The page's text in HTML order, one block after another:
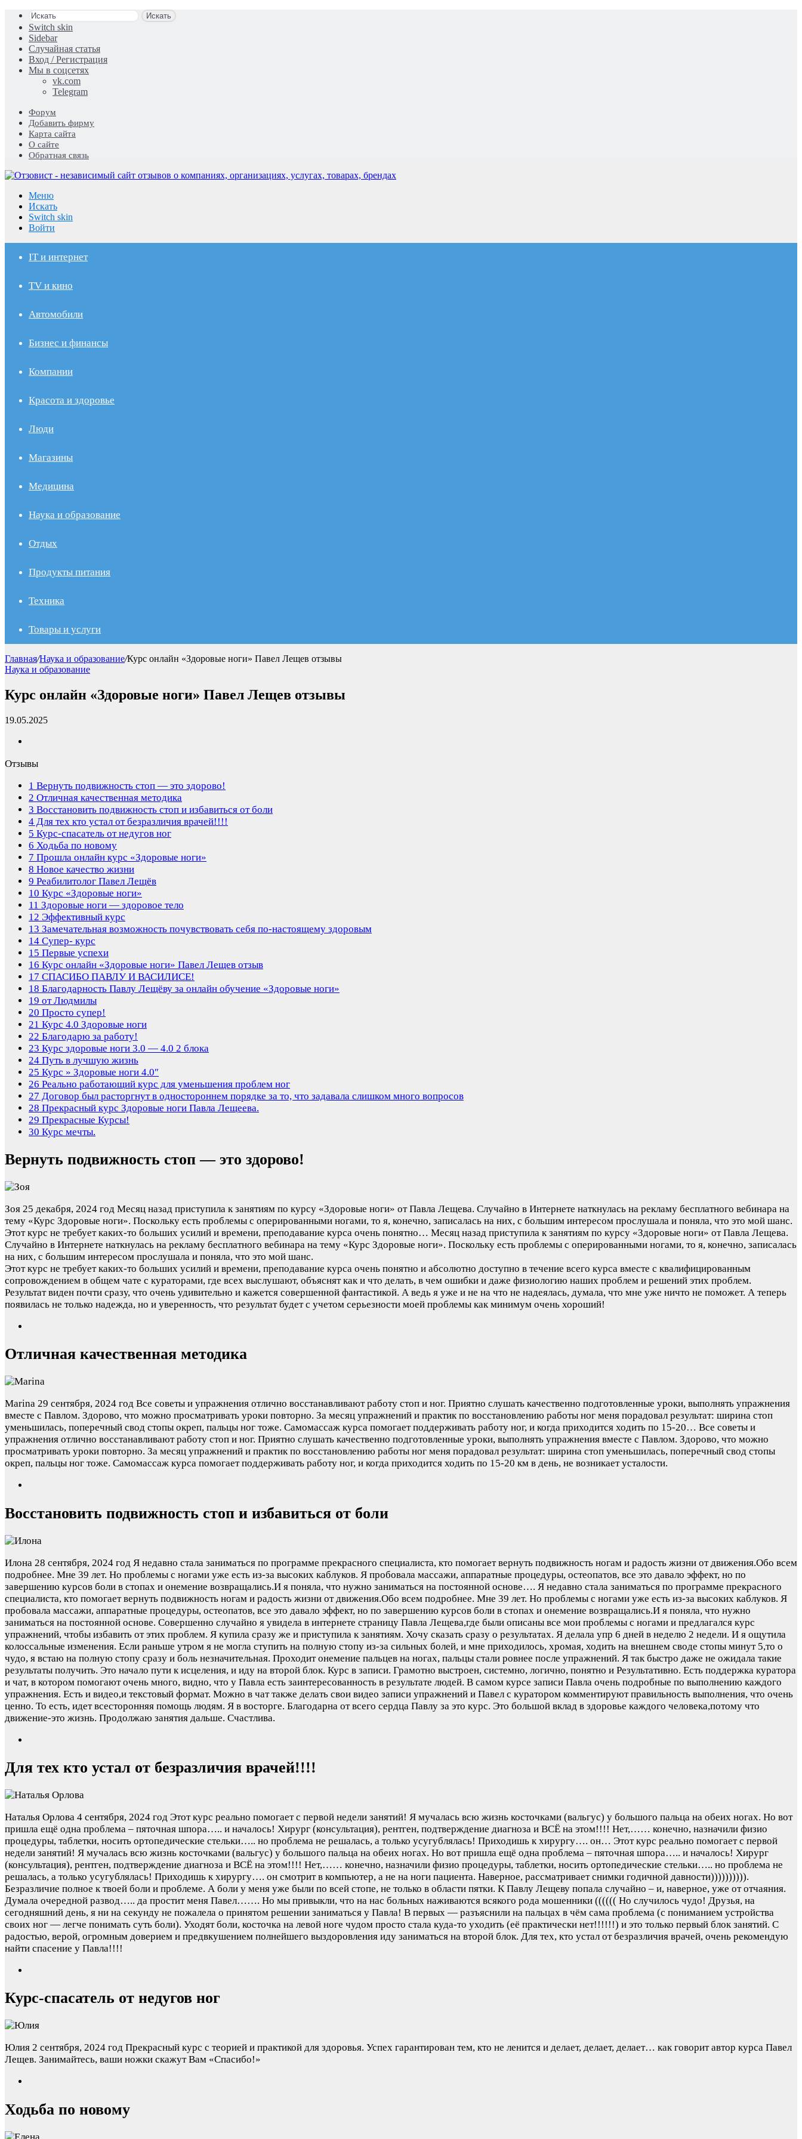
Искать
Switch skin
Sidebar
Случайная статья
Вход / Регистрация
Мы в соцсетях
vk.com
Telegram
Форум
Добавить фирму
Карта сайта
О сайте
Обратная связь
Меню
Искать
Switch skin
Войти
IT и интернет
TV и кино
Автомобили
Бизнес и финансы
Компании
Красота и здоровье
Люди
Магазины
Медицина
Наука и образование
Отдых
Продукты питания
Техника
Товары и услуги
Главная/Наука и образование/Курс онлайн «Здоровые ноги» Павел Лещев отзывы
Наука и образование
Курс онлайн «Здоровые ноги» Павел Лещев отзывы
19.05.2025
Отзывы
1 Вернуть подвижность стоп — это здорово!
2 Отличная качественная методика
3 Восстановить подвижность стоп и избавиться от боли
4 Для тех кто устал от безразличия врачей!!!!
5 Курс-спасатель от недугов ног
6 Ходьба по новому
7 Прошла онлайн курс «Здоровые ноги»
8 Новое качество жизни
9 Реабилитолог Павел Лещёв
10 Курс «Здоровые ноги»
11 Здоровые ноги — здоровое тело
12 Эффективный курс
13 Замечательная возможность почувствовать себя по-настоящему здоровым
14 Супер- курс
15 Первые успехи
16 Курс онлайн «Здоровые ноги» Павел Лещев отзыв
17 СПАСИБО ПАВЛУ И ВАСИЛИСЕ!
18 Благодарность Павлу Лещёву за онлайн обучение «Здоровые ноги»
19 от Людмилы
20 Просто супер!
21 Курс 4.0 Здоровые ноги
22 Благодарю за работу!
23 Курс здоровые ноги 3.0 — 4.0 2 блока
24 Путь в лучшую жизнь
25 Курс » Здоровые ноги 4.0″
26 Реально работающий курс для уменьшения проблем ног
27 Договор был расторгнут в одностороннем порядке за то, что задавала слишком много вопросов
28 Прекрасный курс Здоровые ноги Павла Лещеева.
29 Прекрасные Курсы!
30 Курс мечты.
Вернуть подвижность стоп — это здорово!
Зоя 25 декабря, 2024 год Месяц назад приступила к занятиям по курсу «Здоровые ноги» от Павла Лещева. Случайно в Интернете наткнулась на рекламу бесплатного вебинара на
тему «Курс Здоровые ноги». Поскольку есть проблемы с оперированными ногами, то я, конечно, записалась на них, с большим интересом прослушала и поняла, что это мой шанс.
Этот курс не требует каких-то больших усилий и времени, преподавание курса очень понятно… Месяц назад приступила к занятиям по курсу «Здоровые ноги» от Павла Лещева.
Случайно в Интернете наткнулась на рекламу бесплатного вебинара на тему «Курс Здоровые ноги». Поскольку есть проблемы с оперированными ногами, то я, конечно, записалась
на них, с большим интересом прослушала и поняла, что это мой шанс.
Этот курс не требует каких-то больших усилий и времени, преподавание курса очень понятно и абсолютно доступно в течение всего курса вместе с квалифицированным
сопровождением в общем чате с кураторами, где всех выслушают, объяснят как и что делать, в чем ошибки и даже физиологию наших проблем и решений этих проблем.
Результат виден почти сразу, что очень удивительно и кажется совершенной фантастикой. А ведь я уже и не на что не надеялась, думала, что мне уже ничто не поможет. А теперь
появилась не только надежда, но и уверенность, что результат будет с учетом серьезности моей проблемы как минимум очень хороший!
Отличная качественная методика
Marina 29 сентября, 2024 год Все советы и упражнения отлично восстанавливают работу стоп и ног. Приятно слушать качественно подготовленные уроки, выполнять упражнения
вместе с Павлом. Здорово, что можно просматривать уроки повторно. За месяц упражнений и практик по восстановлению работы ног меня порадовал результат: ширина стоп
уменьшилась, поперечный свод стопы окреп, пальцы ног тоже. Самомассаж курса помогает поддерживать работу ног, и когда приходится ходить по 15-20… Все советы и
упражнения отлично восстанавливают работу стоп и ног. Приятно слушать качественно подготовленные уроки, выполнять упражнения вместе с Павлом. Здорово, что можно
просматривать уроки повторно. За месяц упражнений и практик по восстановлению работы ног меня порадовал результат: ширина стоп уменьшилась, поперечный свод стопы
окреп, пальцы ног тоже. Самомассаж курса помогает поддерживать работу ног, и когда приходится ходить по 15-20 км в день, не возникает усталости.
Восстановить подвижность стоп и избавиться от боли
Илона 28 сентября, 2024 год Я недавно стала заниматься по программе прекрасного специалиста, кто помогает вернуть подвижность ногам и радость жизни от движения.Обо всем
подробнее. Мне 39 лет. Но проблемы с ногами уже есть из-за высоких каблуков. Я пробовала массажи, аппаратные процедуры, остеопатов, все это давало эффект, но по
завершению курсов боли в стопах и онемение возвращались.И я поняла, что нужно заниматься на постоянной основе…. Я недавно стала заниматься по программе прекрасного
специалиста, кто помогает вернуть подвижность ногам и радость жизни от движения.Обо всем подробнее. Мне 39 лет. Но проблемы с ногами уже есть из-за высоких каблуков. Я
пробовала массажи, аппаратные процедуры, остеопатов, все это давало эффект, но по завершению курсов боли в стопах и онемение возвращались.И я поняла, что нужно
заниматься на постоянной основе. Совершенно случайно я увидела в интернете страницу Павла Лещева,где были описаны все мои проблемы с ногами и предлагался курс
упражнений, чтобы избавить от этих проблем. Я купила сразу же и приступила к занятиям. Хочу сказать сразу о результатах. Я делала упр 6 дней в неделю 2 недели. И я ощутила
колоссальные изменения. Если раньше утром я не могла ступить на полную стопу из-за сильных болей, и мне приходилось, хромая, ходить на внешнем своде стопы минут 5,то о
чудо, я встаю на полную стопу сразу и боль незначительная. Проходит онемение пальцев на ногах, пальцы стали ровнее после упражнений. Я так быстро даже не ожидала такие
результаты получить. Это начало пути к исцеления, и иду на второй блок. Курс в записи. Грамотно выстроен, системно, логично, понятно и Результативно. Есть поддержка куратора
и чат, в котором помогают очень много, видно, что у Павла есть заинтересованность в результате людей. В самом курсе записи Павла очень подробные по выполнению каждого
упражнения. Есть и видео,и текстовый формат. Можно в чат также делать свои видео записи упражнений и Павел с куратором комментируют правильность выполнения, что очень
ценно. То есть, идет всесторонняя помощь людям. Я в восторге. Благодарна от всего сердца Павлу за это курс. Это большой вклад в здоровье каждого человека,потому что
движение-это жизнь. Продолжаю занятия дальше. Счастлива.
Для тех кто устал от безразличия врачей!!!!
Наталья Орлова 4 сентября, 2024 год Этот курс реально помогает с первой недели занятий! Я мучалась всю жизнь косточками (вальгус) у большого пальца на обеих ногах. Но вот
пришла ещё одна проблема – пяточная шпора….. и началось! Хирург (консультация), рентген, подтверждение диагноза и ВСЁ на этом!!!! Нет,…… конечно, назначили физио
процедуры, таблетки, носить ортопедические стельки….. но проблема не решалась, а только усугублялась! Приходишь к хирургу…. он… Этот курс реально помогает с первой
недели занятий! Я мучалась всю жизнь косточками (вальгус) у большого пальца на обеих ногах. Но вот пришла ещё одна проблема – пяточная шпора….. и началось! Хирург
(консультация), рентген, подтверждение диагноза и ВСЁ на этом!!!! Нет,…… конечно, назначили физио процедуры, таблетки, носить ортопедические стельки….. но проблема не
решалась, а только усугублялась! Приходишь к хирургу…. он смотрит в компьютер, а не на ноги пациента. Наверное, рассматривает снимки годичной давности)))))))))).
Безразличие полное к твоей боли и проблеме. А боли у меня уже были по всей стопе, не только в области пятки. К Павлу Лещеву попала случайно – и, наверное, уже от отчаяния.
Думала очередной развод….. да простит меня Павел……. Но мы привыкли, что на нас больных наживаются всякого рода мошенники (((((( Но случилось чудо! Друзья, на
сегодняшний день, я ни на секунду не пожалела о принятом решении заниматься у Павла! В первых — разъяснили на пальцах в чём сама проблема (с пониманием устройства
своих ног — легче понимать суть боли). Уходят боли, косточка на левой ноге чудом просто стала куда-то уходить (её практически нет!!!!!!) и это только первый блок занятий. С
радостью, верой, огромным доверием и предвкушением полнейшего выздоровления иду заниматься на второй блок. Для тех, кто устал от безразличия врачей, очень рекомендую
найти спасение у Павла!!!!
Курс-спасатель от недугов ног
Юлия 2 сентября, 2024 год Прекрасный курс с теорией и практикой для здоровья. Успех гарантирован тем, кто не ленится и делает, делает, делает… как говорит автор курса Павел
Лещев. Занимайтесь, ваши ножки скажут Вам «Спасибо!»
Ходьба по новому